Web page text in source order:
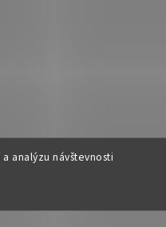
analýzu návštevnosti